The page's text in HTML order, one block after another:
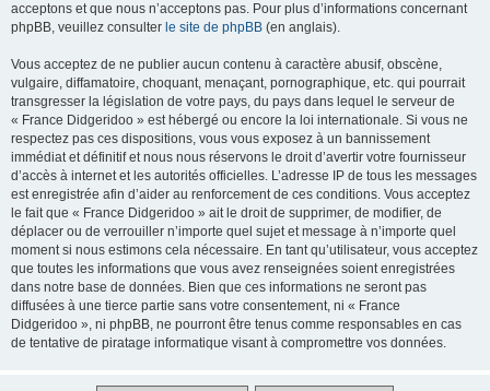
acceptons et que nous n’acceptons pas. Pour plus d’informations concernant
phpBB, veuillez consulter le site de phpBB (en anglais).
Vous acceptez de ne publier aucun contenu à caractère abusif, obscène,
vulgaire, diffamatoire, choquant, menaçant, pornographique, etc. qui pourrait
transgresser la législation de votre pays, du pays dans lequel le serveur de
« France Didgeridoo » est hébergé ou encore la loi internationale. Si vous ne
respectez pas ces dispositions, vous vous exposez à un bannissement
immédiat et définitif et nous nous réservons le droit d’avertir votre fournisseur
d’accès à internet et les autorités officielles. L’adresse IP de tous les messages
est enregistrée afin d’aider au renforcement de ces conditions. Vous acceptez
le fait que « France Didgeridoo » ait le droit de supprimer, de modifier, de
déplacer ou de verrouiller n’importe quel sujet et message à n’importe quel
moment si nous estimons cela nécessaire. En tant qu’utilisateur, vous acceptez
que toutes les informations que vous avez renseignées soient enregistrées
dans notre base de données. Bien que ces informations ne seront pas
diffusées à une tierce partie sans votre consentement, ni « France
Didgeridoo », ni phpBB, ne pourront être tenus comme responsables en cas
de tentative de piratage informatique visant à compromettre vos données.